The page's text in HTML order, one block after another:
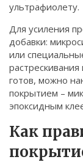
ультрафиолету.
Для усиления
добавки:
или
готов, можно
покрытием –
эпоксидным
Как